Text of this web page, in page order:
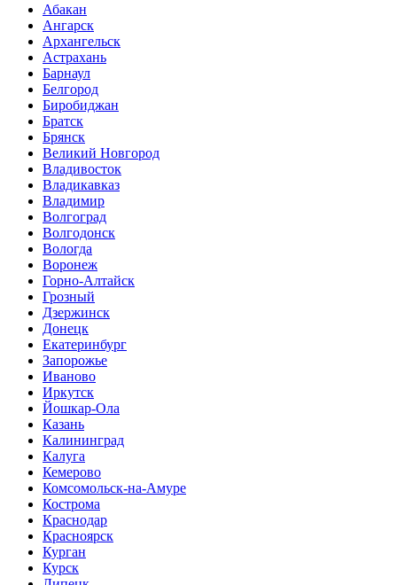
Абакан
Ангарск
Архангельск
Астрахань
Барнаул
Белгород
Биробиджан
Братск
Брянск
Великий Новгород
Владивосток
Владикавказ
Владимир
Волгоград
Волгодонск
Вологда
Воронеж
Горно-Алтайск
Грозный
Дзержинск
Донецк
Екатеринбург
Запорожье
Иваново
Иркутск
Йошкар-Ола
Казань
Калининград
Калуга
Кемерово
Комсомольск-на-Амуре
Кострома
Краснодар
Красноярск
Курган
Курск